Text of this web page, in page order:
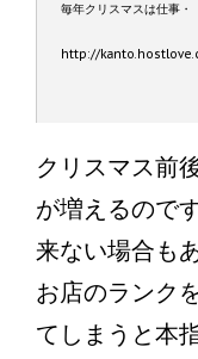
毎年クリスマスは仕事・
http://
クリスマス前
が増えるので
来ない場合も
お店のランク
てしまうと本